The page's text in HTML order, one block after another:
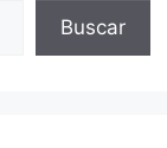
Buscar